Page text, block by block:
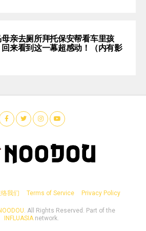
母亲去厕所拜托保安帮看车里孩
来看到这一幕超感动！（内有影
我们 Terms of Service Privacy Policy
. All Rights Reserved. Part of the
INFLUASIAnetwork.